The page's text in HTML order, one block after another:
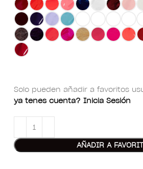
Solo pueden añadir a favoritos
ya tenes cuenta? Inicia Sesión
AÑADIR A